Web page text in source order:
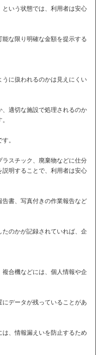
という状態では、利用者は安心
な限り明確な金額を提示する
に扱われるのかは見えにくい
適切な施設で処理されるのか
。
スチック、廃棄物などに仕分
明することで、利用者は安心
書、写真付きの作業報告など
のかが記録されていれば、企
合機などには、個人情報や企
データが残っていることがあ
、情報漏えいを防止するため